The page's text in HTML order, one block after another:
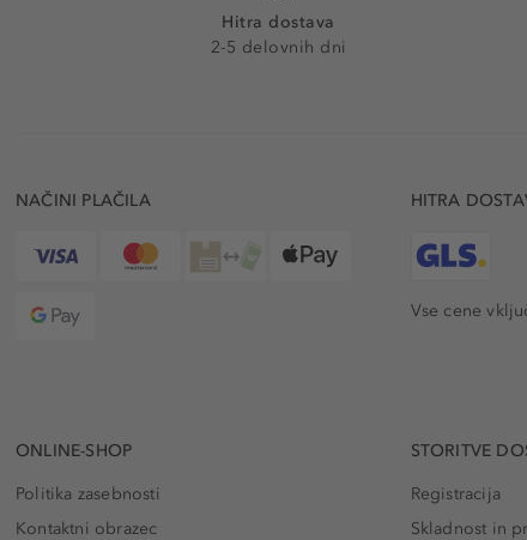
Hitra dostava
2-5 delovnih dni
NAČINI PLAČILA HITRA
Vse cene
ONLINE-SHOP
Politika zasebnosti
Kontaktni obrazec
STORITVE
Registracija
Skladnost in